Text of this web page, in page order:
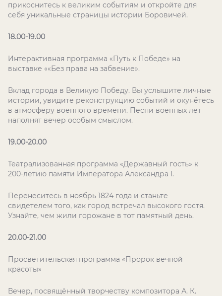
прикоснитесь к великим событиям и откройте для
себя уникальные страницы истории Боровичей.
18.00-19.00
Интерактивная программа «Путь к Победе» на
выставке ««Без права на забвение».
Вклад города в Великую Победу. Вы услышите личные
истории, увидите реконструкцию событий и окунётесь
в атмосферу военного времени. Песни военных лет
наполнят вечер особым смыслом.
19.00-20.00
Театрализованная программа «Державный гость» к
200-летию памяти Императора Александра I.
Перенеситесь в ноябрь 1824 года и станьте
свидетелем того, как город встречал высокого гостя.
Узнайте, чем жили горожане в тот памятный день.
20.00-21.00
Просветительская программа «Пророк вечной
красоты»
Вечер, посвящённый творчеству композитора А. К.